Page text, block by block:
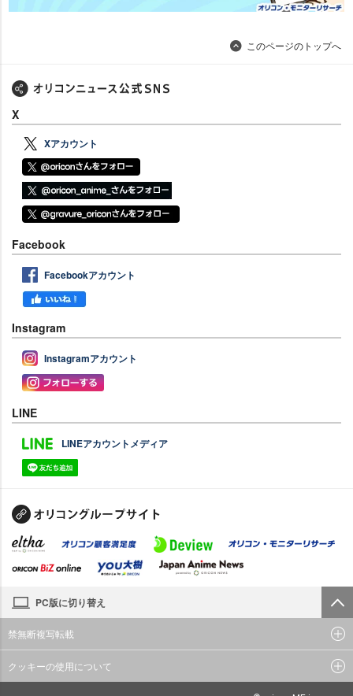
このページのトップへ
X
Xアカウント
Facebook
Facebookアカウント
Instagram
Instagramアカウント
LINE
LINEアカウントメディア
PC版に切り替え
禁無断複写転載
クッキーの使用について